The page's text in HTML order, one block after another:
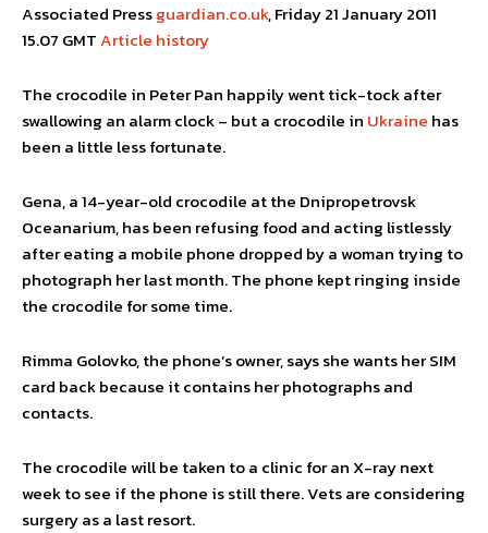
Associated Pressguardian.co.uk, Friday 21 January 2011
15.07 GMTArticle history
The crocodile in Peter Pan happily went tick-tock after
swallowing an alarm clock – but a crocodile in Ukraine has
been a little less fortunate.
Gena, a 14-year-old crocodile at the Dnipropetrovsk
Oceanarium, has been refusing food and acting listlessly
after eating a mobile phone dropped by a woman trying to
photograph her last month. The phone kept ringing inside
the crocodile for some time.
Rimma Golovko, the phone’s owner, says she wants her SIM
card back because it contains her photographs and
contacts.
The crocodile will be taken to a clinic for an X-ray next
week to see if the phone is still there. Vets are considering
surgery as a last resort.